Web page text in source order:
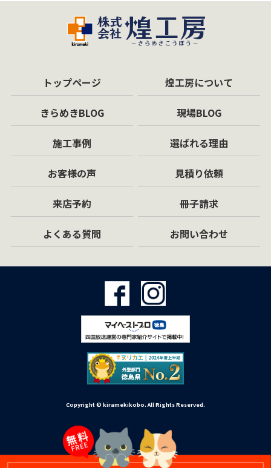
トップページ 煌工房について
きらめきBLOG 現場BLOG
施工事例 選ばれる理由
お客様の声 見積り依頼
来店予約 冊子請求
よくある質問 お問い合わせ
Copyright © kiramekikobo. All Rights Reserved.